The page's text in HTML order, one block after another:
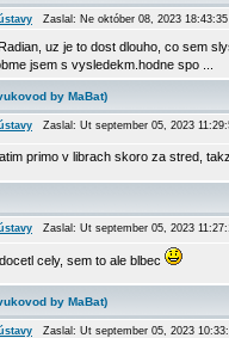
Zaslal: Ne október 08, 2023
uz je to dost dlouho, co sem
jsem s vysledekm.hodne spo ...
by MaBat)
Zaslal: Ut september 05, 2023
primo v librach skoro za stred,
Zaslal: Ut september 05, 2023
cely, sem to ale blbec
by MaBat)
Zaslal: Ut september 05, 2023